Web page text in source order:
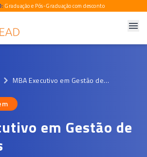
Graduação e Pós-Graduação com desconto
MBA Executivo em Gestão de Empresas
em
em Gestão de